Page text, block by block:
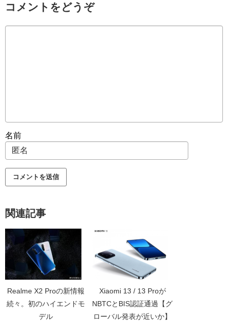
コメントをどうぞ
名前
関連記事
Realme X2 Proの新情報
続々。初のハイエンドモ
デル
Xiaomi 13 / 13 Proが
NBTCとBIS認証通過【グ
ローバル発表が近いか】